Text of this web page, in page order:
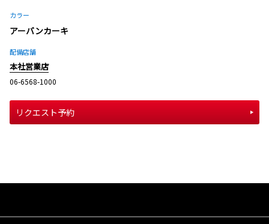
カラー
アーバンカーキ
配備店舗
本社営業店
06-6568-1000
リクエスト予約